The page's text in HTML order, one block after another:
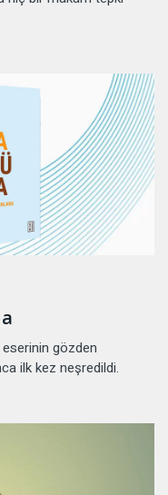
eserinin gözden
ilk kez neşredildi.